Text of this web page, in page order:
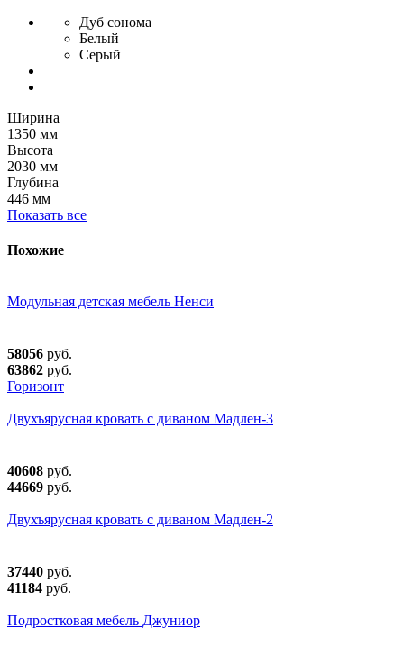
Дуб сонома
Белый
Серый
Ширина
1350 мм
Высота
2030 мм
Глубина
446 мм
Показать все
Похожие
Модульная детская мебель Ненси
58056 руб.
63862 руб.
Горизонт
Двухъярусная кровать с диваном Мадлен-3
40608 руб.
44669 руб.
Двухъярусная кровать с диваном Мадлен-2
37440 руб.
41184 руб.
Подростковая мебель Джуниор